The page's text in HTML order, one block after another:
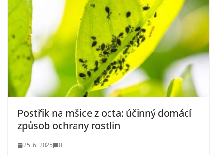
Postřik na mšice z octa: účinný domácí
způsob ochrany rostlin
25. 6. 2025 0